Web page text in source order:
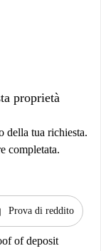
proprietà
della tua richiesta.
completata.
Prova di reddito
of deposit